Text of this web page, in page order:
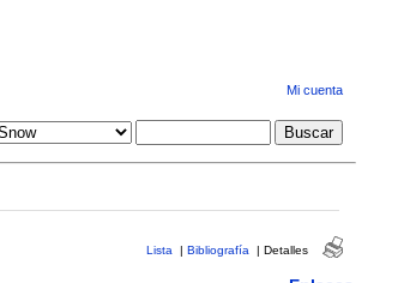
Mi cuenta
Lista | Bibliografía | Detalles